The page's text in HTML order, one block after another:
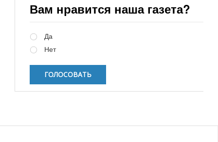
Вам нравится наша газета?
Да
Нет